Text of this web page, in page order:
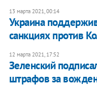
13 марта 2021, 00:14
Украина
санкциях против
12 марта 2021, 17:52
Зеленский
штрафов за